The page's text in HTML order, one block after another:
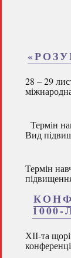
28 – 29
Термін
Вид
Термін
ХІІ-та